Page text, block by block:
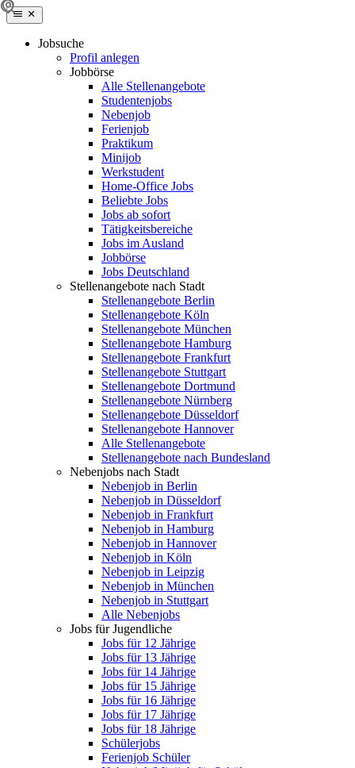
Jobsuche
Profil anlegen
Jobbörse
Alle Stellenangebote
Studentenjobs
Nebenjob
Ferienjob
Praktikum
Minijob
Werkstudent
Home-Office Jobs
Beliebte Jobs
Jobs ab sofort
Tätigkeitsbereiche
Jobs im Ausland
Jobbörse
Jobs Deutschland
Stellenangebote nach Stadt
Stellenangebote Berlin
Stellenangebote Köln
Stellenangebote München
Stellenangebote Hamburg
Stellenangebote Frankfurt
Stellenangebote Stuttgart
Stellenangebote Dortmund
Stellenangebote Nürnberg
Stellenangebote Düsseldorf
Stellenangebote Hannover
Alle Stellenangebote
Stellenangebote nach Bundesland
Nebenjobs nach Stadt
Nebenjob in Berlin
Nebenjob in Düsseldorf
Nebenjob in Frankfurt
Nebenjob in Hamburg
Nebenjob in Hannover
Nebenjob in Köln
Nebenjob in Leipzig
Nebenjob in München
Nebenjob in Stuttgart
Alle Nebenjobs
Jobs für Jugendliche
Jobs für 12 Jährige
Jobs für 13 Jährige
Jobs für 14 Jährige
Jobs für 15 Jährige
Jobs für 16 Jährige
Jobs für 17 Jährige
Jobs für 18 Jährige
Schülerjobs
Ferienjob Schüler